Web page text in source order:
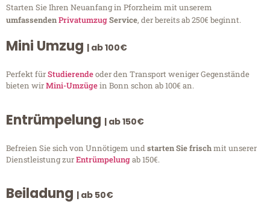
Starten Sie Ihren Neuanfang in Pforzheim mit unserem
umfassendenPrivatumzugService, der bereits ab 250€ beginnt.
Mini Umzug | ab 100€
Perfekt fürStudierendeoder den Transport weniger Gegenstände
bieten wirMini-Umzügein Bonn schon ab 100€ an.
Entrümpelung | ab 150€
Befreien Sie sich von Unnötigem undstarten Sie frischmit unserer
Dienstleistung zurEntrümpelungab 150€.
Beiladung | ab 50€